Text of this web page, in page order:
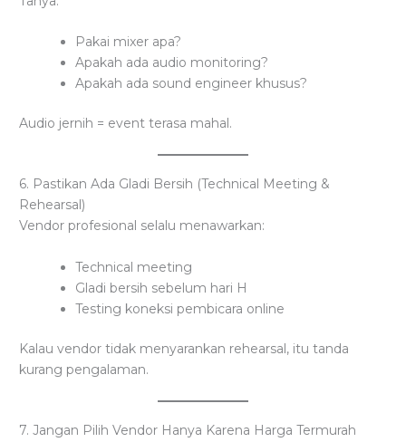
Pakai mixer apa?
Apakah ada audio monitoring?
Apakah ada sound engineer khusus?
Audio jernih = event terasa mahal.
6. Pastikan Ada Gladi Bersih (Technical Meeting &
Rehearsal)
Vendor profesional selalu menawarkan:
Technical meeting
Gladi bersih sebelum hari H
Testing koneksi pembicara online
Kalau vendor tidak menyarankan rehearsal, itu tanda
kurang pengalaman.
7. Jangan Pilih Vendor Hanya Karena Harga Termurah